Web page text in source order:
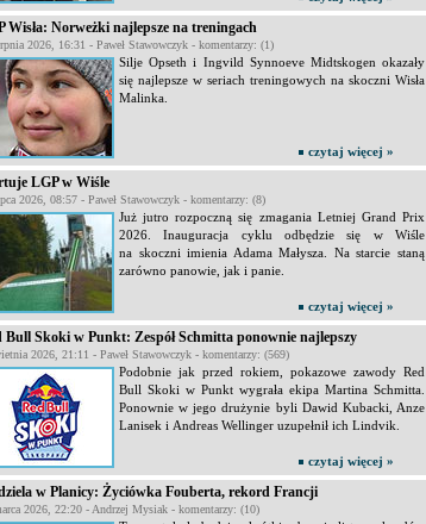
Wisła: Norweżki najlepsze na treningach
2026, 16:31 - Paweł Stawowczyk - komentarzy: (1)
Silje Opseth i Ingvild Synnoeve Midtskogen okazały
się najlepsze w seriach treningowych na skoczni Wisła
Malinka.
czytaj więcej »
LGP w Wiśle
2026, 08:57 - Paweł Stawowczyk - komentarzy: (8)
Już jutro rozpoczną się zmagania Letniej Grand Prix
2026. Inauguracja cyklu odbędzie się w Wiśle
na skoczni imienia Adama Małysza. Na starcie staną
zarówno panowie, jak i panie.
czytaj więcej »
Bull Skoki w Punkt: Zespół Schmitta ponownie najlepszy
2026, 21:11 - Paweł Stawowczyk - komentarzy: (569)
Podobnie jak przed rokiem, pokazowe zawody Red
Bull Skoki w Punkt wygrała ekipa Martina Schmitta.
Ponownie w jego drużynie byli Dawid Kubacki, Anze
Lanisek i Andreas Wellinger uzupełnił ich Lindvik.
czytaj więcej »
w Planicy: Życiówka Fouberta, rekord Francji
2026, 22:20 - Andrzej Mysiak - komentarzy: (10)